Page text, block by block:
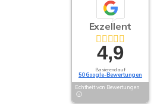
Exzellent
4,9
Basierend auf
50 Google-Bewertungen
Echtheit von Bewertungen